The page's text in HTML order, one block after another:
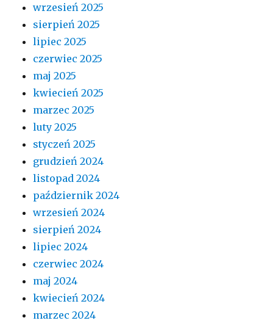
wrzesień 2025
sierpień 2025
lipiec 2025
czerwiec 2025
maj 2025
kwiecień 2025
marzec 2025
luty 2025
styczeń 2025
grudzień 2024
listopad 2024
październik 2024
wrzesień 2024
sierpień 2024
lipiec 2024
czerwiec 2024
maj 2024
kwiecień 2024
marzec 2024